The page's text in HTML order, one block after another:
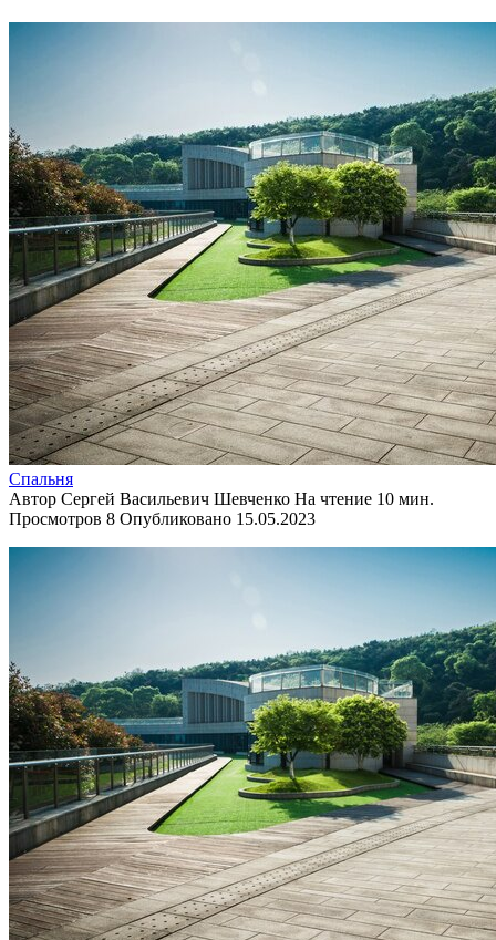
Спальня
Автор Сергей Васильевич Шевченко На чтение 10 мин.
Просмотров 8 Опубликовано 15.05.2023